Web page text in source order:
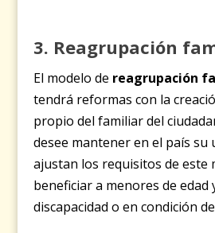
3. Reagrupación
El modelo de reagrupación
tendrá reformas con la
propio del familiar del
desee mantener en el país su
ajustan los requisitos de este
beneficiar a menores de edad
discapacidad o en condición